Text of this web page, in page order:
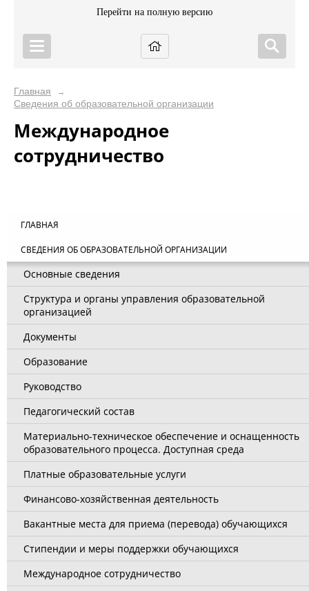
Перейти на полную версию
Главная →
Сведения об образовательной организации
Международное
сотрудничество
ГЛАВНАЯ
СВЕДЕНИЯ ОБ ОБРАЗОВАТЕЛЬНОЙ ОРГАНИЗАЦИИ
Основные сведения
Структура и органы управления образовательной
организацией
Документы
Образование
Руководство
Педагогический состав
Материально-техническое обеспечение и оснащенность
образовательного процесса. Доступная среда
Платные образовательные услуги
Финансово-хозяйственная деятельность
Вакантные места для приема (перевода) обучающихся
Стипендии и меры поддержки обучающихся
Международное сотрудничество